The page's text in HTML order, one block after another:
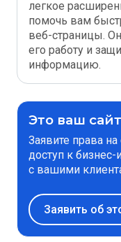
легкое
помочь вам
веб-страницы.
его работу и
информацию.
Это ваш
Заявите права
доступ к бизнес-
с вашими
Заявить об